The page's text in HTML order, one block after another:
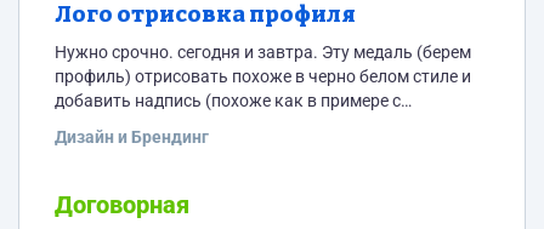
Лого отрисовка профиля
Нужно срочно. сегодня и завтра. Эту медаль (берем
профиль) отрисовать похоже в черно белом стиле и
добавить надпись (похоже как в примере с
Внедрить надпись и сделать в фирменном цвете.
Дизайн и Брендинг
Договорная